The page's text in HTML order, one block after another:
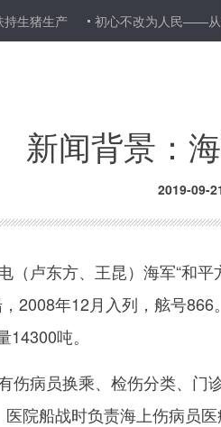
产 初心不改为人民——从壮阔70
新闻背景：
2019-09-
卢东方、王昆）海军“和平
2008年12月入列，舷号
吨。
病员换乘、检伤分类、门
院船战时负责海上伤病员